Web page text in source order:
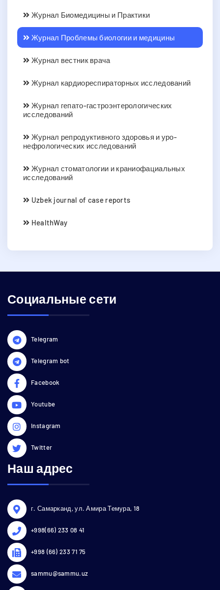
Журнал Биомедицины и Практики
Журнал Проблемы биологии и медицины
Журнал вестник врача
Журнал кардиореспираторных исследований
Журнал гепато-гастроэнтерологических
исследований
Журнал репродуктивного здоровья и уро-
нефрологических исследований
Журнал стоматологии и краниофациальных
исследований
Uzbek journal of case reports
HealthWay
Социальные сети
Telegram
Telegram bot
Facebook
Youtube
Instagram
Twitter
Наш адрес
г. Самарканд, ул. Амира Темура, 18
+998(66) 233 08 41
+998 (66) 233 71 75
sammu@sammu.uz